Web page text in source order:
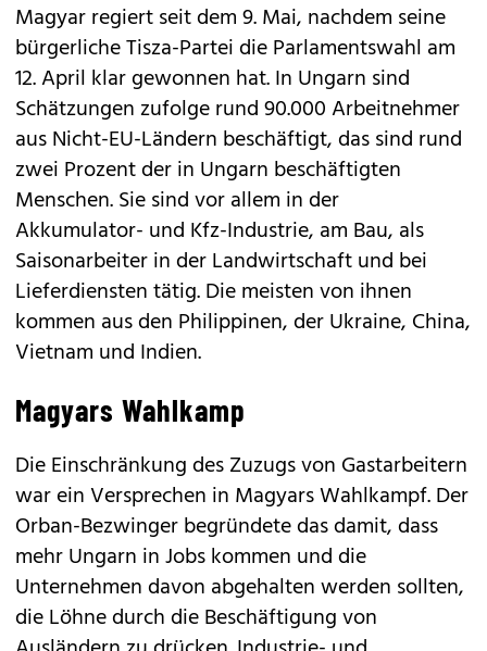
Magyar regiert seit dem 9. Mai, nachdem seine
bürgerliche Tisza-Partei die Parlamentswahl am
12. April klar gewonnen hat. In Ungarn sind
Schätzungen zufolge rund 90.000 Arbeitnehmer
aus Nicht-EU-Ländern beschäftigt, das sind rund
zwei Prozent der in Ungarn beschäftigten
Menschen. Sie sind vor allem in der
Akkumulator- und Kfz-Industrie, am Bau, als
Saisonarbeiter in der Landwirtschaft und bei
Lieferdiensten tätig. Die meisten von ihnen
kommen aus den Philippinen, der Ukraine, China,
Vietnam und Indien.
Magyars Wahlkamp
Die Einschränkung des Zuzugs von Gastarbeitern
war ein Versprechen in Magyars Wahlkampf. Der
Orban-Bezwinger begründete das damit, dass
mehr Ungarn in Jobs kommen und die
Unternehmen davon abgehalten werden sollten,
die Löhne durch die Beschäftigung von